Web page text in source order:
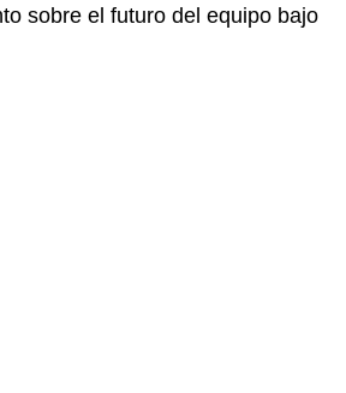
sobre el futuro del equipo bajo